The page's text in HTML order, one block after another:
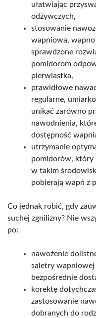
ułatwiając
odżywczych,
stosowanie
wapniowa,
sprawdzone
pomidorom
pierwiastka,
prawidłowe
regularne,
unikać zarówno
nawodnienia,
dostępność
utrzymanie
pomidorów, który
w takim
pobierają wapń z
Co jednak robić, gdy
suchej zgnilizny? Nie
po:
nawożenie
saletry wapniowej
bezpośrednie
korektę
zastosowanie
dobranych do